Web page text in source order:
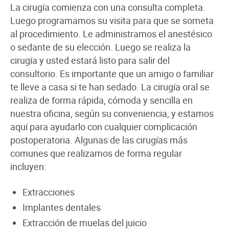
La cirugía comienza con una consulta completa.
Luego programamos su visita para que se someta
al procedimiento. Le administramos el anestésico
o sedante de su elección. Luego se realiza la
cirugía y usted estará listo para salir del
consultorio. Es importante que un amigo o familiar
te lleve a casa si te han sedado. La cirugía oral se
realiza de forma rápida, cómoda y sencilla en
nuestra oficina, según su conveniencia, y estamos
aquí para ayudarlo con cualquier complicación
postoperatoria. Algunas de las cirugías más
comunes que realizamos de forma regular
incluyen:
Extracciones
Implantes dentales
Extracción de muelas del juicio